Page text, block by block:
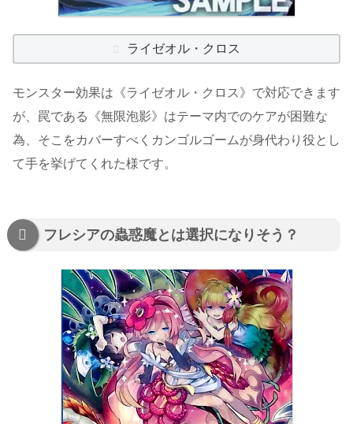
ライゼオル・クロス
モンスター効果は《ライゼオル・クロス》で対応できます
が、罠である《無限泡影》はテーマ内でのケアが困難な
為、そこをカバーすべくカンゴルゴームが身代わり役とし
て手を挙げてくれた様です。
フレシアの蟲惑魔とは選択になりそう？